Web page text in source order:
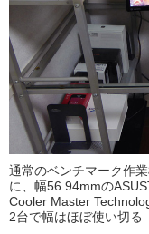
通常のベンチマーク作
に、幅56.94mmの
Cooler Master
2台で幅はほぼ使い切る